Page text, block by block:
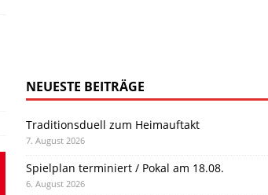
NEUESTE BEITRÄGE
Traditionsduell zum Heimauftakt
7. August 2026
Spielplan terminiert / Pokal am 18.08.
6. August 2026